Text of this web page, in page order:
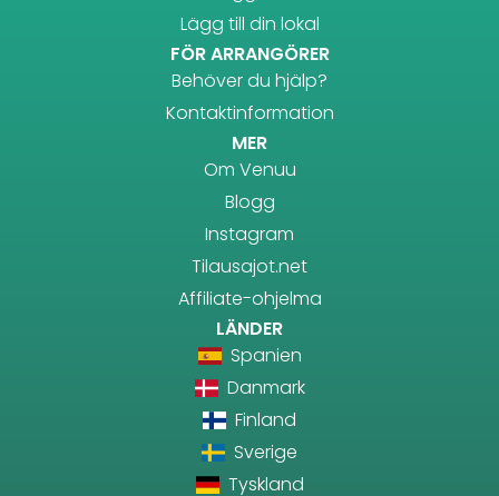
Lägg till din lokal
FÖR ARRANGÖRER
Behöver du hjälp?
Kontaktinformation
MER
Om Venuu
Blogg
Instagram
Tilausajot.net
Affiliate-ohjelma
LÄNDER
Spanien
Danmark
Finland
Sverige
Tyskland